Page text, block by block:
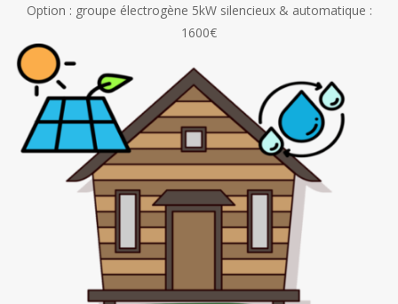
Option : groupe électrogène 5kW silencieux & automatique :
1600€